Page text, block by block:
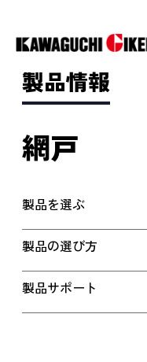
製品情報
網戸
製品を選ぶ
製品の選び方
製品サポート